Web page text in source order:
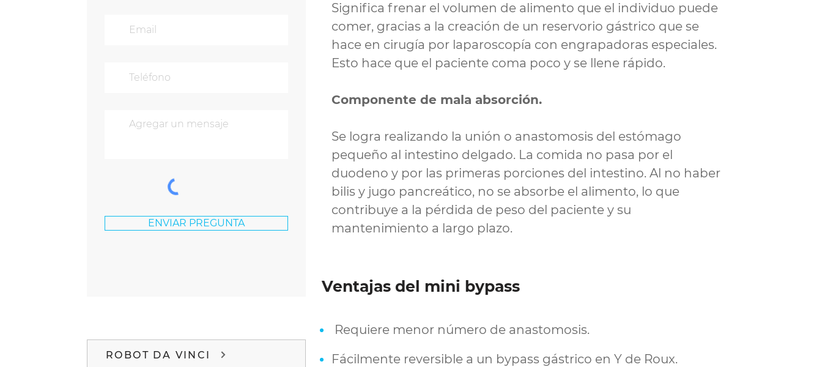
ENVIAR PREGUNTA
ROBOT DA VINCI
Significa frenar el volumen de alimento que el individuo puede
comer, gracias a la creación de un reservorio gástrico que se
hace en cirugía por laparoscopía con engrapadoras especiales.
Esto hace que el paciente coma poco y se llene rápido.​
Componente de mala absorción.
Se logra realizando la unión o anastomosis del estómago
pequeño al intestino delgado. La comida no pasa por el
duodeno y por las primeras porciones del intestino. Al no haber
bilis y jugo pancreático, no se absorbe el alimento, lo que
contribuye a la pérdida de peso del paciente y su
mantenimiento a largo plazo.
Ventajas del mini bypass
Requiere menor número de anastomosis.
Fácilmente reversible a un bypass gástrico en Y de Roux.